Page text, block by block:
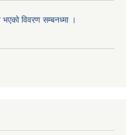
विवरण सम्बनध्मा ।